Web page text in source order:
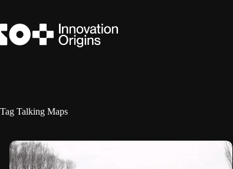
de
inhoud
Tag Talking Maps